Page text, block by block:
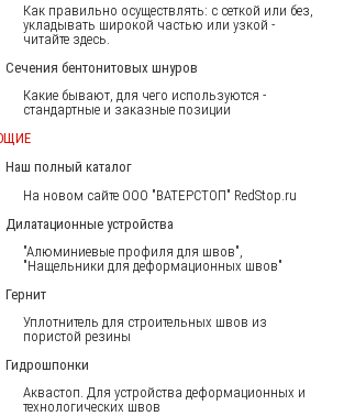
Как правильно осуществлять: с сеткой или без,
укладывать широкой частью или узкой -
читайте здесь.
Сечения бентонитовых шнуров
Какие бывают, для чего используются -
стандартные и заказные позиции
Наш полный каталог
На новом сайте ООО "ВАТЕРСТОП" RedStop.ru
Дилатационные устройства
"Алюминиевые профиля для швов",
"Нащельники для деформационных швов"
Гернит
Уплотнитель для строительных швов из
пористой резины
Гидрошпонки
Аквастоп. Для устройства деформационных и
технологических швов